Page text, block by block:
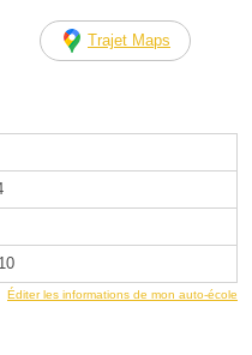
Trajet Maps
Éditer les informations de mon auto-école